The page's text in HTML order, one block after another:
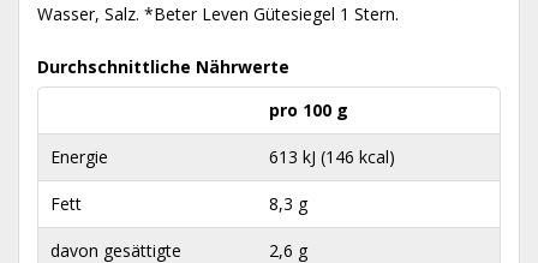
Wasser, Salz. *Beter Leven Gütesiegel 1 Stern.
Durchschnittliche Nährwerte
pro 100 g
Energie 613 kJ (146 kcal)
Fett 8,3 g
davon gesättigte
2,6 g